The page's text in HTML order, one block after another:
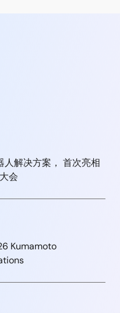
解决方案， 首次亮相
会
Kumamoto